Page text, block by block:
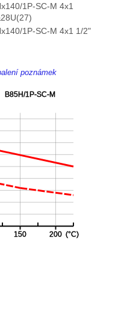
1P-SC-M 4x1
1P-SC-M 4x1 1/2"
poznámek